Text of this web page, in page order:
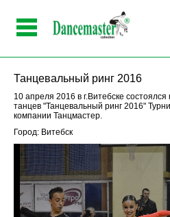
Танцевальный ринг 2016
10 апреля 2016 в г.Витебске
танцев "Танцевальный ринг 2016"
компании Танцмастер.
Город: Витебск